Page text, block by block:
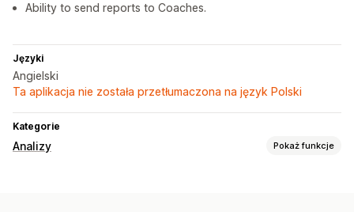
Ability to send reports to Coaches.
Języki
Angielski
Ta aplikacja nie została przetłumaczona na język Polski
Kategorie
Analizy Pokaż funkcje